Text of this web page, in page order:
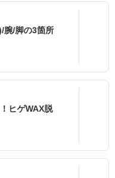
腕/脚の3箇所
ヒゲWAX脱